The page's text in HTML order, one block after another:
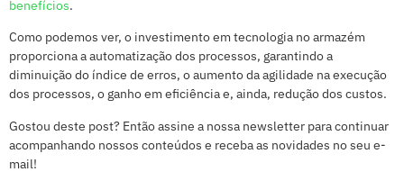
benefícios.
Como podemos ver, o investimento em tecnologia no armazém
proporciona a automatização dos processos, garantindo a
diminuição do índice de erros, o aumento da agilidade na execução
dos processos, o ganho em eficiência e, ainda, redução dos custos.
Gostou deste post? Então assine a nossa newsletter para continuar
acompanhando nossos conteúdos e receba as novidades no seu e-
mail!